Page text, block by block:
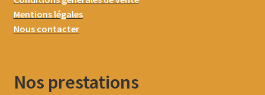
Mentions légales
Nous contacter
Nos prestations